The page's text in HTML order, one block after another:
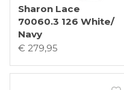
Sharon Lace
70060.3 126 White/
Navy
€ 279,95